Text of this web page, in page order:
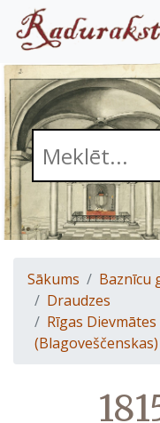
Sākums Baznīcu
Draudzes
Rīgas
(Blagoveščenskas)